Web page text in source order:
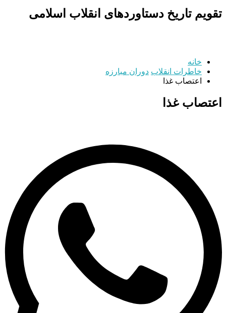
تقویم تاریخ دستاوردهای انقلاب اسلامی
خانه
خاطرات انقلاب دوران مبارزه
اعتصاب غذا
اعتصاب غذا